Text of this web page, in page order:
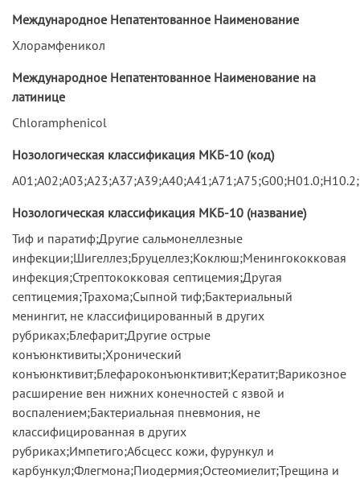
Международное Непатентованное Наименование
Хлорамфеникол
Международное Непатентованное Наименование на
латинице
Chloramphenicol
Нозологическая классификация МКБ-10 (код)
Нозологическая классификация МКБ-10 (название)
Тиф и паратиф;Другие сальмонеллезные
инфекции;Шигеллез;Бруцеллез;Коклюш;Менингококковая
инфекция;Стрептококковая септицемия;Другая
септицемия;Трахома;Сыпной тиф;Бактериальный
менингит, не классифицированный в других
рубриках;Блефарит;Другие острые
конъюнктивиты;Хронический
конъюнктивит;Блефароконъюнктивит;Кератит;Варикозное
расширение вен нижних конечностей с язвой и
воспалением;Бактериальная пневмония, не
классифицированная в других
рубриках;Импетиго;Абсцесс кожи, фурункул и
карбункул;Флегмона;Пиодермия;Остеомиелит;Трещина и